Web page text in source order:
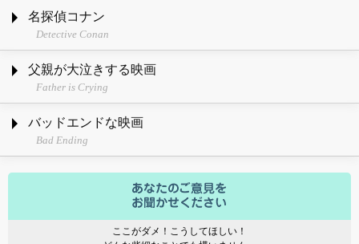
名探偵コナン
Detective Conan
父親が大泣きする映画
Father is Crying
バッドエンドな映画
Bad Ending
ここがダメ！こうしてほしい！